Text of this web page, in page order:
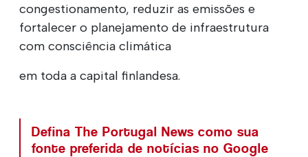
congestionamento, reduzir as emissões e
fortalecer o planejamento de infraestrutura
com consciência climática
em toda a capital finlandesa.
Defina The Portugal News como sua
fonte preferida de notícias no Google